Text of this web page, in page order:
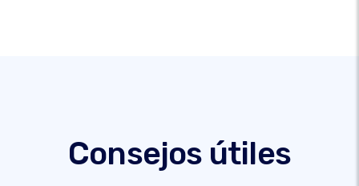
Consejos útiles